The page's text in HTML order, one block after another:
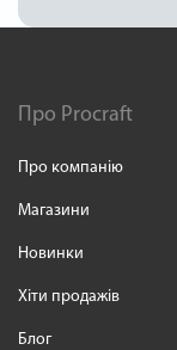
Про Procraft
Про компанію
Магазини
Новинки
Хіти продажів
Блог